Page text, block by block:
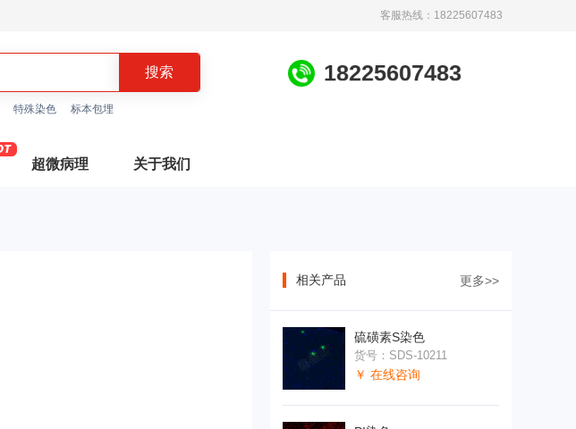
客服热线：18225607483
18225607483
特殊染色 标本包埋
超微病理 关于我们
相关产品 更多>>
硫磺素S染色
货号：SDS-10211
￥ 在线咨询